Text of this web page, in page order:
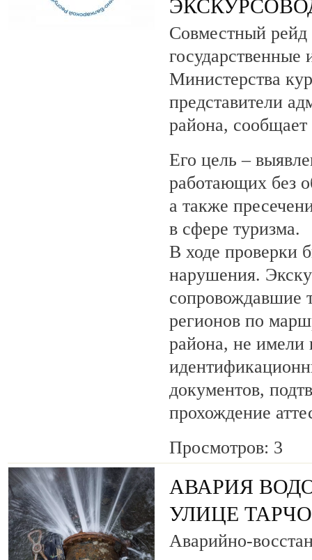
Совместный рейд
государственные
Министерства
представители
района,
Его цель –
работающих без
а также
в сфере туризма.
В ходе проверки
нарушения.
сопровождавшие
регионов по
района, не имели
документов,
прохождение
Просмотров: 3
АВАРИЯ
УЛИЦЕ
Аварийно-